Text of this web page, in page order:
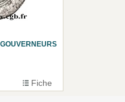
Fiche